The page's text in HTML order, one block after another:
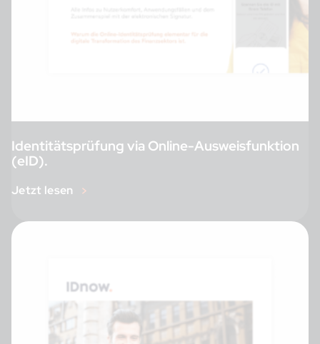
Identitätsprüfung via Online-Ausweisfunktion
(eID).
Jetzt lesen